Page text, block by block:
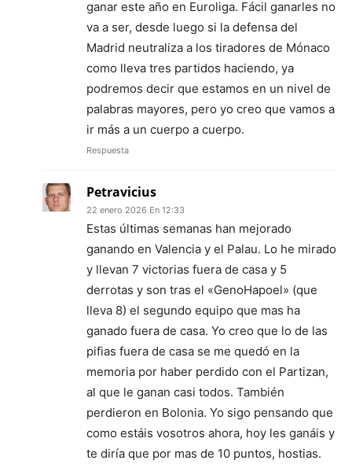
ganar este año en Euroliga. Fácil ganarles no
va a ser, desde luego si la defensa del
Madrid neutraliza a los tiradores de Mónaco
como lleva tres partidos haciendo, ya
podremos decir que estamos en un nivel de
palabras mayores, pero yo creo que vamos a
ir más a un cuerpo a cuerpo.
Respuesta
Petravicius
22 enero 2026 En 12:33
Estas últimas semanas han mejorado
ganando en Valencia y el Palau. Lo he mirado
y llevan 7 victorias fuera de casa y 5
derrotas y son tras el «GenoHapoel» (que
lleva 8) el segundo equipo que mas ha
ganado fuera de casa. Yo creo que lo de las
pifias fuera de casa se me quedó en la
memoria por haber perdido con el Partizan,
al que le ganan casi todos. También
perdieron en Bolonia. Yo sigo pensando que
como estáis vosotros ahora, hoy les ganáis y
te diría que por mas de 10 puntos, hostias.